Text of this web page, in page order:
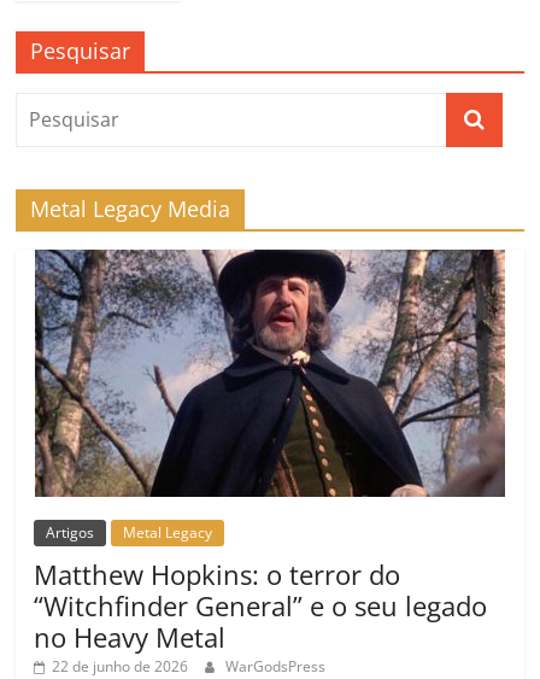
Pesquisar
Metal Legacy Media
Artigos Metal Legacy
Matthew Hopkins: o terror do
“Witchfinder General” e o seu legado
no Heavy Metal
22 de junho de 2026 WarGodsPress